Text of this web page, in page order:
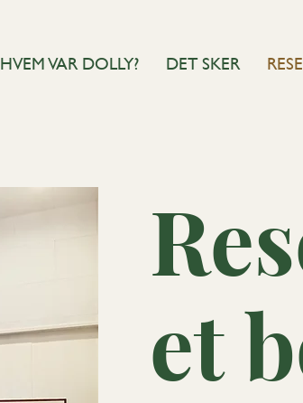
HVEM VAR DOLLY? DET SKER
et